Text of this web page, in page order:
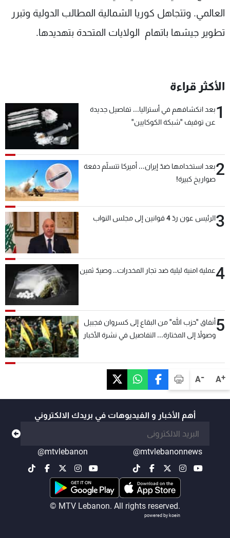
A+
A-
العالمي. وتتجاهل كوريا الشمالية المطالب الدولية وتبرر
تطوير جيشها باتهام الولايات المتحدة بتهديدها.
الأكثر قراءة
1بعد انكشافهم في أستراليا... تفاصيل جديدة
عن توقيف "شبكة الكوكايين"
2بعد استخدامها ضدّ إيران... أميركا تتسلّم دفعة
صواريخ كبيرة!
3الرئيس عون ردّ 4 قوانين إلى مجلس النواب
4عملية امنية ليلية ضد تجار المخدرات.. وصيدٌ ثمين
5أنفاق "حزب الله" من البقاع إلى كسروان فجبيل
وصولاً إلى المختارة... التفاصيل في نشرة الأخبار
أهم الأخبار و الفيديوهات في بريدك الالكتروني
@mtvlebanonnews
@mtvlebanon
© MTV Lebanon. All rights reserved.
powered by koein